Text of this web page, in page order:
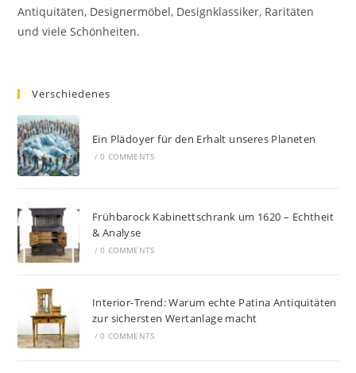
Antiquitäten, Designermöbel, Designklassiker, Raritäten
und viele Schönheiten.
Verschiedenes
Ein Plädoyer für den Erhalt unseres Planeten
/ 0 COMMENTS
Frühbarock Kabinettschrank um 1620 – Echtheit
& Analyse
/ 0 COMMENTS
Interior-Trend: Warum echte Patina Antiquitäten
zur sichersten Wertanlage macht
/ 0 COMMENTS